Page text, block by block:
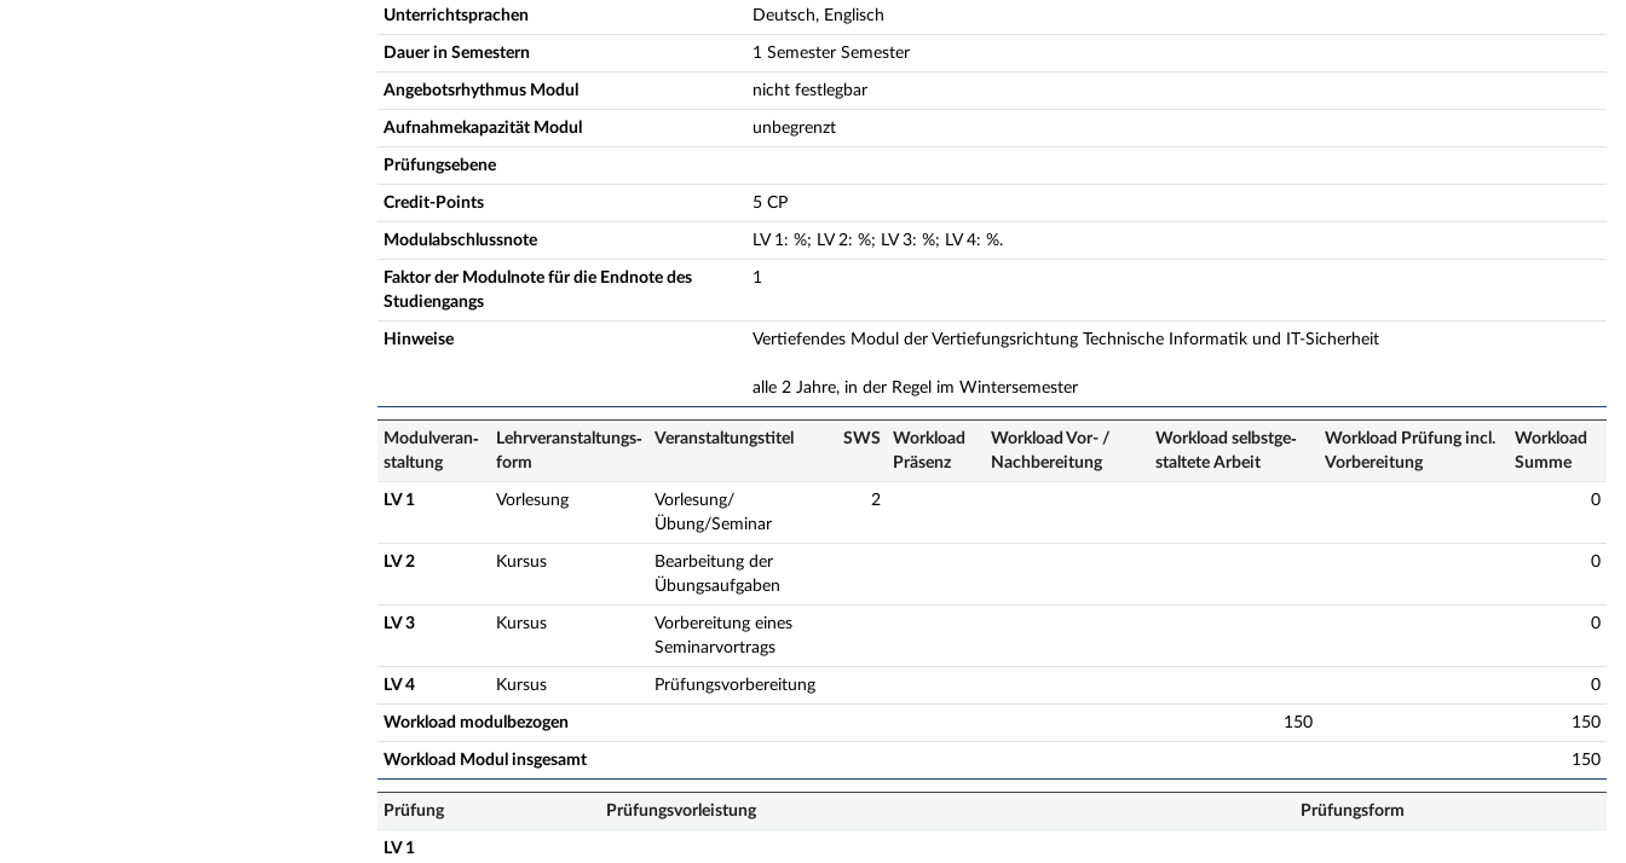
Unterrichtsprachen Deutsch, Englisch
Dauer in Semestern 1 Semester Semester
Angebotsrhythmus Modul nicht festlegbar
Aufnahmekapazität Modul unbegrenzt
Prüfungsebene
Credit-Points 5 CP
Modulabschlussnote LV 1: %; LV 2: %; LV 3: %; LV 4: %.
Faktor der Modulnote für die Endnote des
Studiengangs
1
Hinweise Vertiefendes Modul der Vertiefungsrichtung Technische Informatik und IT-Sicherheit
alle 2 Jahre, in der Regel im Wintersemester
Modulveran­
staltung
Lehrveranstaltungs­
form
Veranstaltungs­titel SWS
Workload
Präsenz
Workload Vor- /
Nach­bereitung
Workload selbstge­
staltete Arbeit
Workload Prüfung incl.
Vorbereitung
Workload
Summe
LV 1 Vorlesung
Vorlesung/
Übung/Seminar
2 0
LV 2 Kursus
Bearbeitung der
Übungsaufgaben
0
LV 3 Kursus
Vorbereitung eines
Seminarvortrags
0
LV 4 Kursus Prüfungsvorbereitung 0
Workload modulbezogen 150 150
Workload Modul insgesamt 150
Prüfung Prüfungsvorleistung Prüfungsform
LV 1